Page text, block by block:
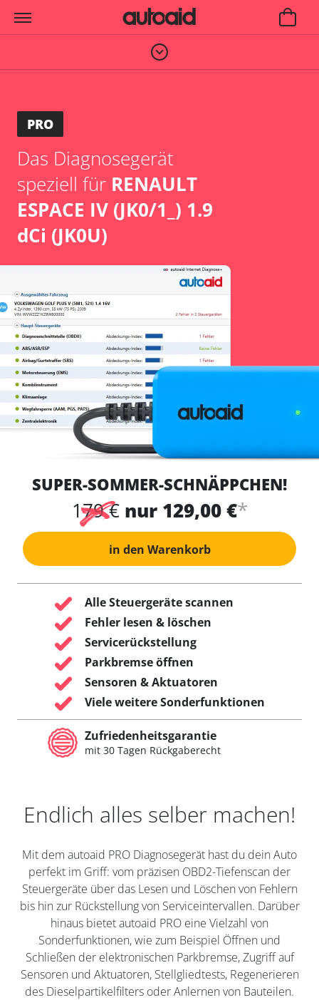
PRO
Das Diagnosegerät
speziell für RENAULT
ESPACE IV (JK0/1_) 1.9
dCi (JK0U)
SUPER-SOMMER-SCHNÄPPCHEN!
179 € nur 129,00 €*
in den Warenkorb
Alle Steuergeräte scannen
Fehler lesen & löschen
Servicerückstellung
Parkbremse öffnen
Sensoren & Aktuatoren
Viele weitere Sonderfunktionen
Zufriedenheitsgarantie
mit 30 Tagen Rückgaberecht
Endlich alles selber machen!
Mit dem autoaid PRO Diagnosegerät hast du dein Auto
perfekt im Griff: vom präzisen OBD2-Tiefenscan der
Steuergeräte über das Lesen und Löschen von Fehlern
bis hin zur Rückstellung von Serviceintervallen. Darüber
hinaus bietet autoaid PRO eine Vielzahl von
Sonderfunktionen, wie zum Beispiel Öffnen und
Schließen der elektronischen Parkbremse, Zugriff auf
Sensoren und Aktuatoren, Stellgliedtests, Regenerieren
des Dieselpartikelfilters oder Anlernen von Bauteilen.